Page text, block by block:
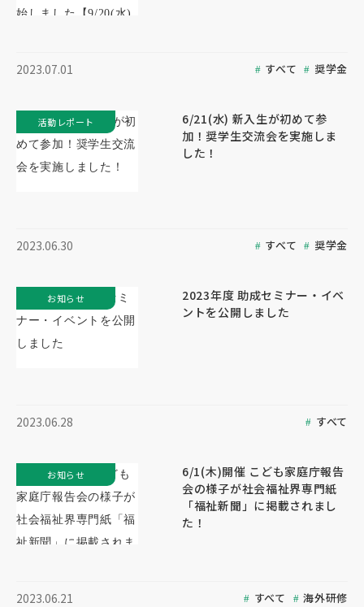
2023.07.01 すべて 奨学金
6/21(水) 新入生が初めて参
加！奨学生交流会を実施しま
した！
2023.06.30 すべて 奨学金
活動レポート
2023年度 助成セミナー・イベ
ントを公開しました
2023.06.28 すべて
お知らせ
6/1(木)開催 こども家庭庁報告
会の様子が社会福祉界専門紙
「福祉新聞」に掲載されまし
た！
2023.06.21 すべて 海外研修
お知らせ